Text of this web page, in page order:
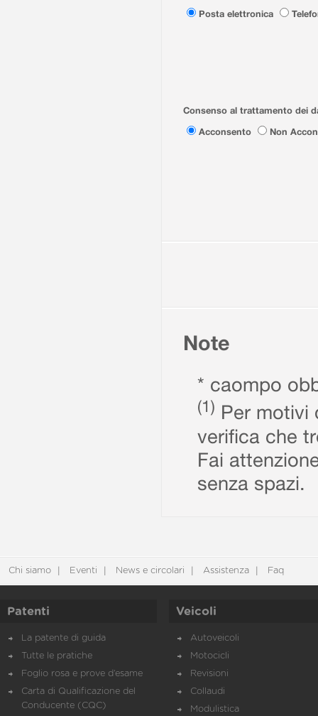
Posta elettronica
Consenso al trattamento dei
Acconsento
Non
Note
* caompo
(1) Per motivi
verifica che
Fai
senza spazi.
Chi siamo Eventi News e circolari Assistenza Faq
Patenti
La patente di guida
Tutte le pratiche
Foglio rosa e prove d’esame
Carta di Qualificazione del
Conducente (CQC)
Veicoli
Autoveicoli
Motocicli
Revisioni
Collaudi
Modulistica